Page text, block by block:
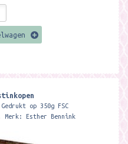
op 350g FSC
Esther Bennink